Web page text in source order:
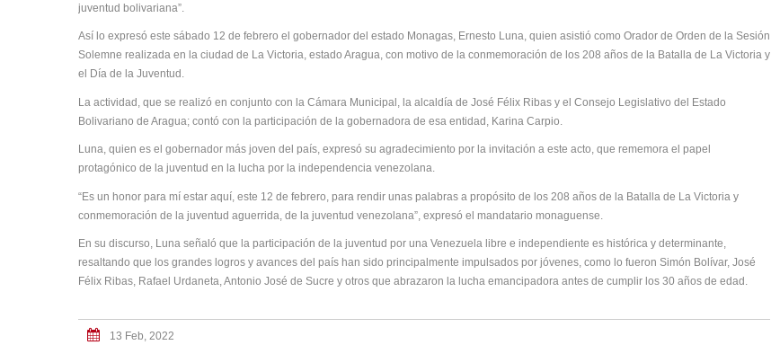
juventud bolivariana”.
Así lo expresó este sábado 12 de febrero el gobernador del estado Monagas, Ernesto Luna, quien asistió como Orador de Orden de la Sesión
Solemne realizada en la ciudad de La Victoria, estado Aragua, con motivo de la conmemoración de los 208 años de la Batalla de La Victoria y
el Día de la Juventud.
La actividad, que se realizó en conjunto con la Cámara Municipal, la alcaldía de José Félix Ribas y el Consejo Legislativo del Estado
Bolivariano de Aragua; contó con la participación de la gobernadora de esa entidad, Karina Carpio.
Luna, quien es el gobernador más joven del país, expresó su agradecimiento por la invitación a este acto, que rememora el papel
protagónico de la juventud en la lucha por la independencia venezolana.
“Es un honor para mí estar aquí, este 12 de febrero, para rendir unas palabras a propósito de los 208 años de la Batalla de La Victoria y
conmemoración de la juventud aguerrida, de la juventud venezolana”, expresó el mandatario monaguense.
En su discurso, Luna señaló que la participación de la juventud por una Venezuela libre e independiente es histórica y determinante,
resaltando que los grandes logros y avances del país han sido principalmente impulsados por jóvenes, como lo fueron Simón Bolívar, José
Félix Ribas, Rafael Urdaneta, Antonio José de Sucre y otros que abrazaron la lucha emancipadora antes de cumplir los 30 años de edad.
13 Feb, 2022